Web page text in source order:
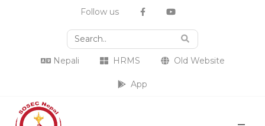
Follow us
Nepali HRMS Old Website
App